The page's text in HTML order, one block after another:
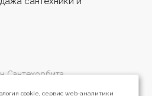
Сантехорбита
cookie, сервис web-аналитики